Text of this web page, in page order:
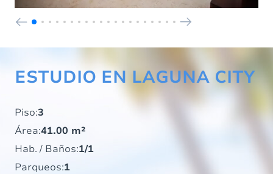
ESTUDIO EN LAGUNA CITY
Piso:3
Área:41.00 m²
Hab. / Baños:1/1
Parqueos:1